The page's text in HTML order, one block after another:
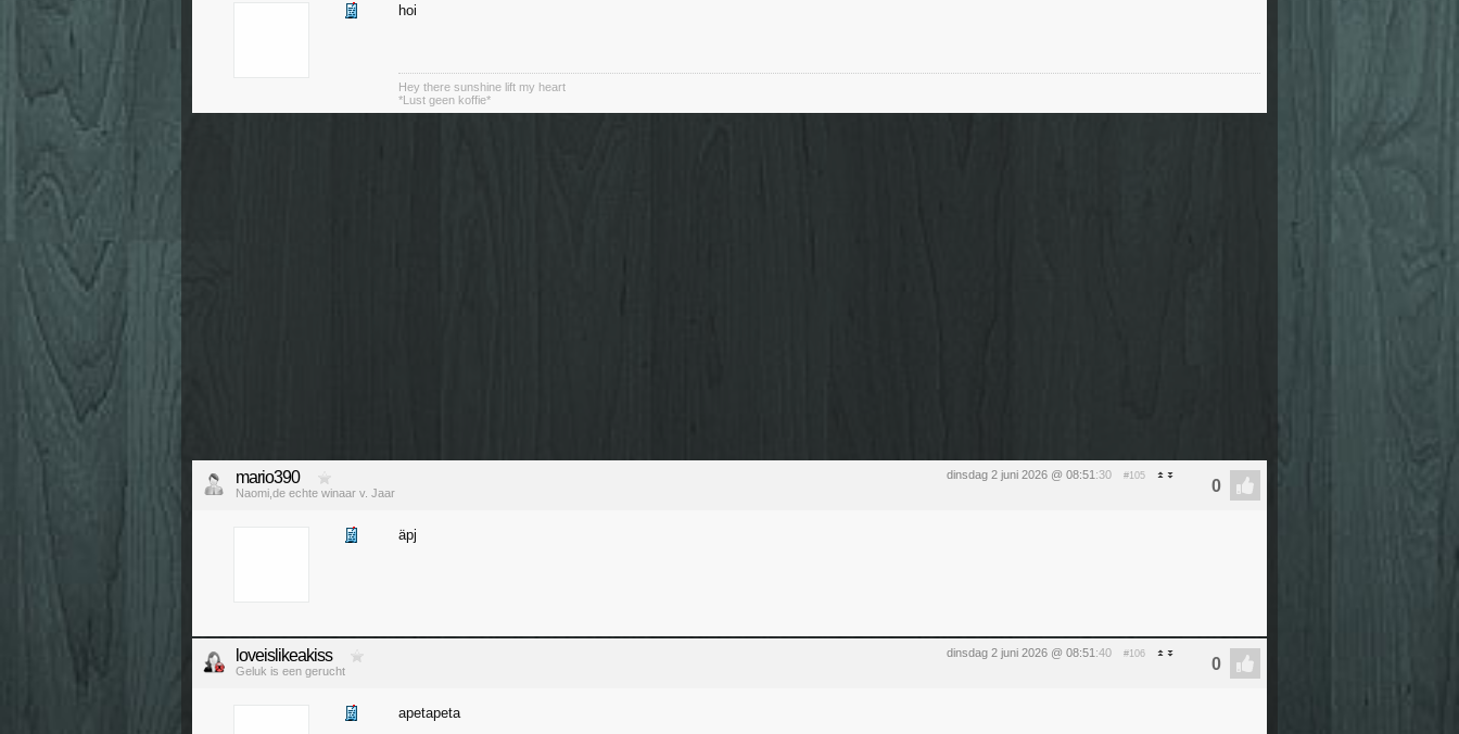
hoi
Hey there sunshine lift my heart
*Lust geen koffie*
dinsdag 2 juni 2026 @ 08:51 :30 #105
mario390
Naomi,de echte winaar v. Jaar
äpj
dinsdag 2 juni 2026 @ 08:51 :40 #106
loveislikeakiss
Geluk is een gerucht
apetapeta